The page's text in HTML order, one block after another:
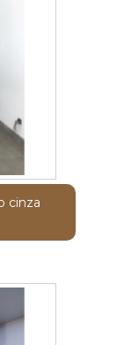
cinza